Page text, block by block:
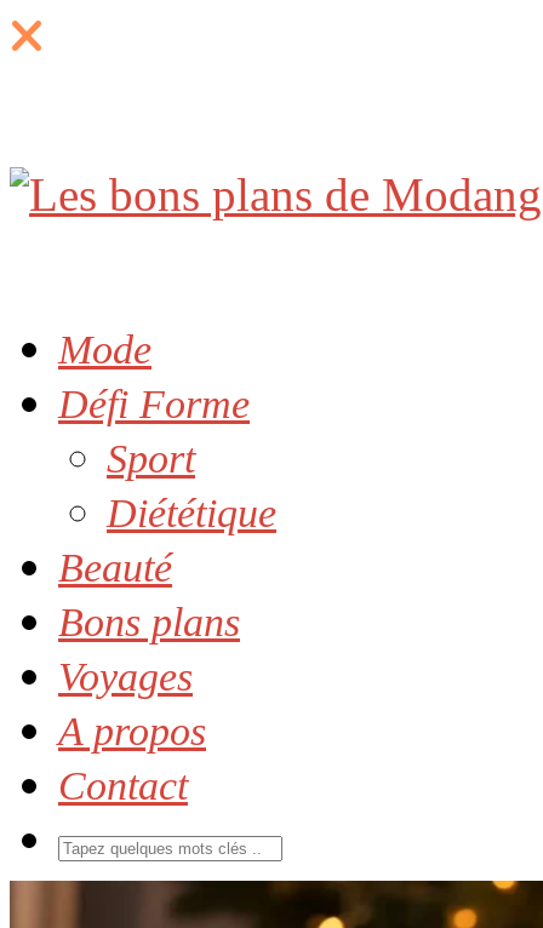
Mode
Défi Forme
Sport
Diététique
Beauté
Bons plans
Voyages
A propos
Contact